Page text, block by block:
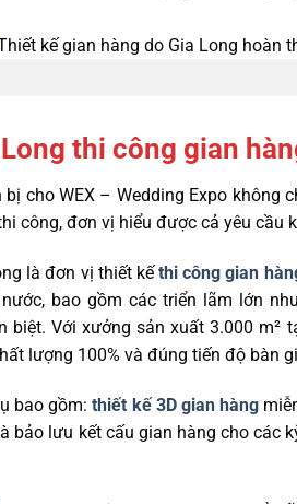
thi công gian
bị cho WEX – Wedding Expo
công, đơn vị hiểu được cả yêu
là đơn vị thiết kếthi công gian
bao gồm các triển lãm lớn
biệt. Với xưởng sản xuất 3.000 m²
lượng 100% và đúng tiến độ bàn
bao gồm:thiết kế 3D gian hàng
bảo lưu kết cấu gian hàng cho các